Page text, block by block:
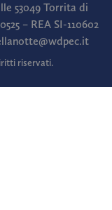
53049 Torrita di
– REA SI-110602
riservati.